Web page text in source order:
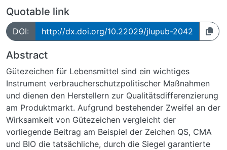
Quotable link
DOI: http://dx.doi.org/10.22029/jlupub-2042
Abstract
Gütezeichen für Lebensmittel sind ein wichtiges
Instrument verbraucherschutzpolitischer Maßnahmen
und dienen den Herstellern zur Qualitätsdifferenzierung
am Produktmarkt. Aufgrund bestehender Zweifel an der
Wirksamkeit von Gütezeichen vergleicht der
vorliegende Beitrag am Beispiel der Zeichen QS, CMA
und BIO die tatsächliche, durch die Siegel garantierte